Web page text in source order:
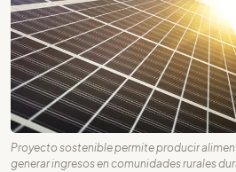
Proyecto sostenible permite producir
generar ingresos en comunidades rurales